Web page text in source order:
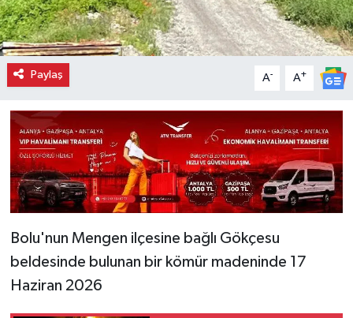
Paylaş A- A+
Bolu'nun Mengen ilçesine bağlı Gökçesu
beldesinde bulunan bir kömür madeninde 17
Haziran 2026